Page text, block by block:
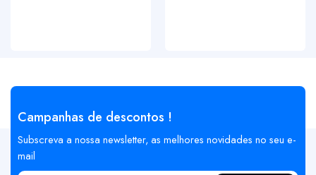
Campanhas de descontos !
Subscreva a nossa newsletter, as melhores novidades no seu e-
mail